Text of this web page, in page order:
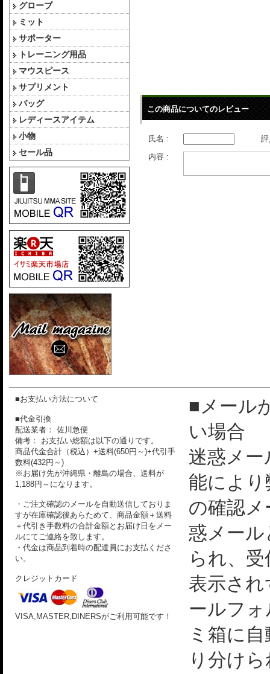
グローブ
ミット
サポーター
トレーニング用品
マウスピース
サプリメント
バッグ
レディースアイテム
小物
セール品
この商品についてのレビュー
氏名 :
内容 :
■お支払い方法について
■代金引換
配送業者： 佐川急便
備考： お支払い総額は以下の通りです。
商品代金合計（税込）+送料(650円～)+代引手
数料(432円～)
※お届け先が沖縄県・離島の場合、送料が
1,188円～になります。
・ご注文確認のメールを自動送信しておりま
すが在庫確認後あらためて、商品金額＋送料
＋代引き手数料の合計金額とお届け日をメー
ルにてご連絡を致します。
・代金は商品到着時の配達員にお支払くださ
い。
クレジットカード
VISA,MASTER,DINERSがご利用可能です！
■メール
い場合
迷惑メー
能によ
の確認
惑メー
られ、
表示さ
ールフ
ミ箱に
り分け